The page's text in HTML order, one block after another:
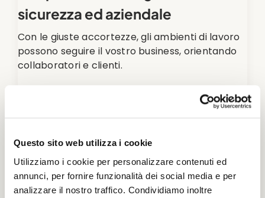
Questo sito web utilizza i cookie
Utilizziamo i cookie per personalizzare contenuti ed
annunci, per fornire funzionalità dei social media e per
analizzare il nostro traffico. Condividiamo inoltre
sicurezza ed aziendale
Con le giuste accortezze, gli ambienti di lavoro
possono seguire il vostro business, orientando
collaboratori e clienti.
Sai già cosa ti serve? Puoi comprare sul nostro
e-commerce i tuoi cartelli di sicurezza
Segnaletica interna di sicurezza